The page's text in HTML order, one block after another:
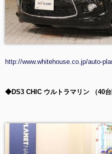
http://www.whitehouse.co.jp/auto-
◆DS3 CHIC ウルトラマリン （40台